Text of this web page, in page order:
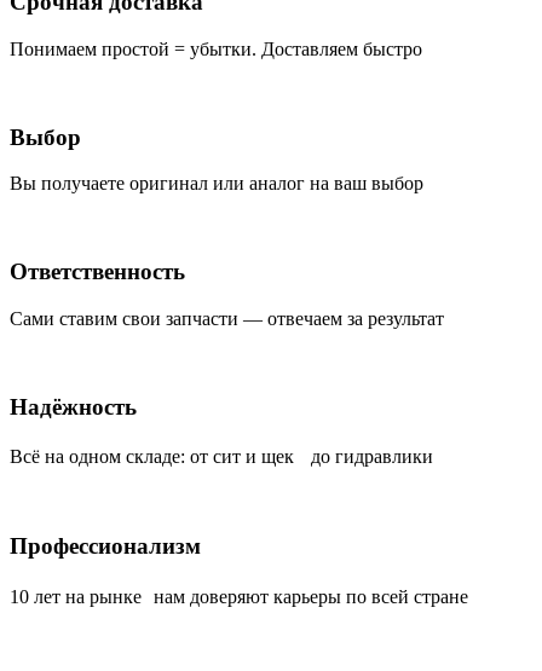
Понимаем простой = убытки. Доставляем быстро
Выбор
Вы получаете оригинал или аналог на ваш выбор
Ответственность
Сами ставим свои запчасти — отвечаем за результат
Надёжность
Всё на одном складе: от сит и щек до гидравлики
Профессионализм
10 лет на рынке нам доверяют карьеры по всей стране